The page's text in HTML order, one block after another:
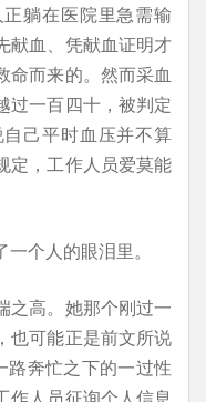
躺在医院里急需输
献血、凭献血证明才
命而来的。然而采血
过一百四十，被判定
己平时血压并不算
定，工作人员爱莫能
个人的眼泪里。
之高。她那个刚过一
也可能正是前文所说
路奔忙之下的一过性